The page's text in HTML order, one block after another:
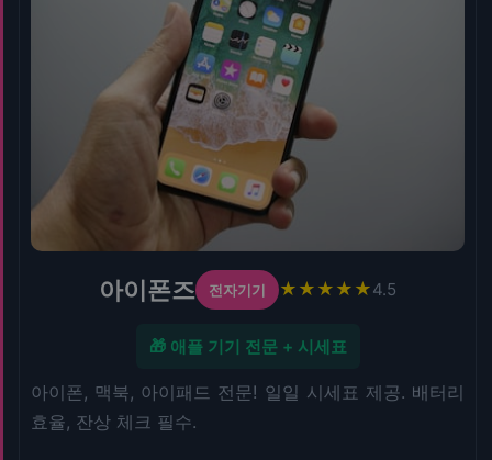
아이폰즈 전자기기 ★★★★★4.5
🎁 애플 기기 전문 + 시세표
아이폰, 맥북, 아이패드 전문! 일일 시세표 제공. 배터리
효율, 잔상 체크 필수.